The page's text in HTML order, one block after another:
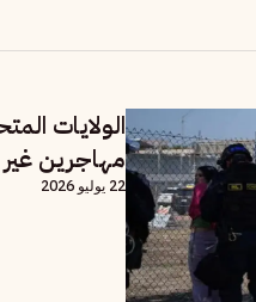
الولايات
مهاجرين
22 يوليو 2026